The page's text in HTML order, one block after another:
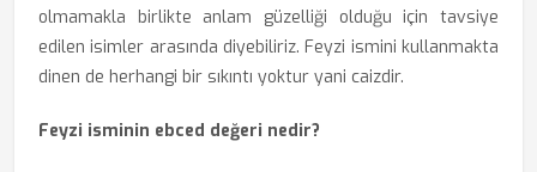
olmamakla birlikte anlam güzelliği olduğu için tavsiye
edilen isimler arasında diyebiliriz. Feyzi ismini kullanmakta
dinen de herhangi bir sıkıntı yoktur yani caizdir.
Feyzi isminin ebced değeri nedir?